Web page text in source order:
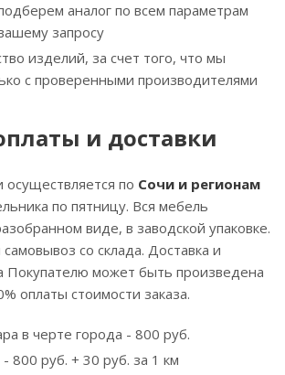
аналог по всем параметрам
запросу
изделий, за счет того, что мы
с проверенными производителями
и доставки
по Сочи и регионам
по пятницу. Вся мебель
виде, в заводской упаковке.
со склада. Доставка и
Покупателю может быть произведена
оплаты стоимости заказа.
в черте города - 800 руб.
800 руб. + 30 руб. за 1 км